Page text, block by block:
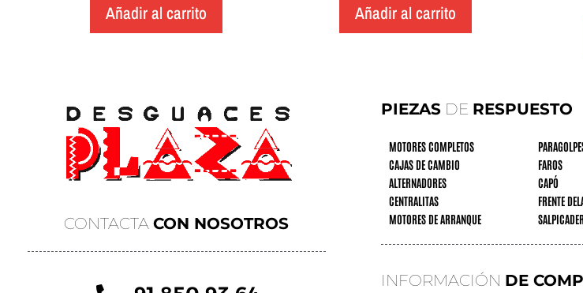
Añadir al carrito Añadir al carrito
CONTACTACON NOSOTROS
PIEZASDE RESPUESTO
MOTORES COMPLETOS
CAJAS DE CAMBIO
ALTERNADORES
CENTRALITAS
MOTORES DE ARRANQUE
FAROS
CAPÓ
FRENTE
INFORMACIÓN DE